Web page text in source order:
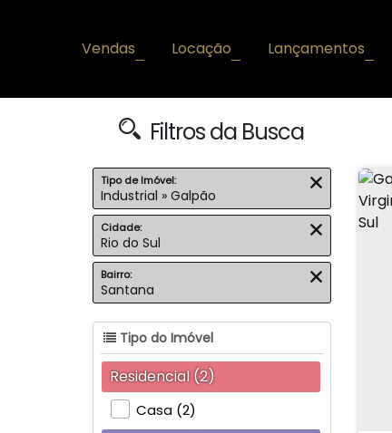
Lançamentos
Locação
Vendas
Filtros da Busca
Tipo de Imóvel:
Industrial » Galpão
Cidade:
Rio do Sul
Bairro:
Santana
Tipo do Imóvel
Residencial (2)
Casa (2)